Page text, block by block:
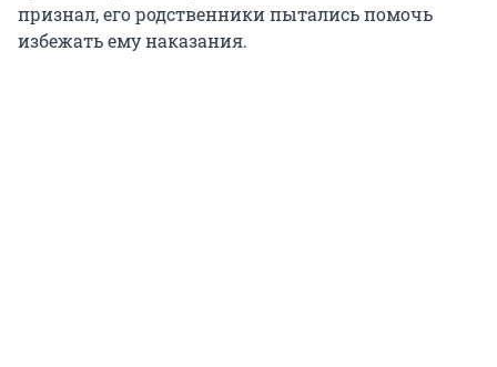
признал, его родственники пытались помочь
избежать ему наказания.